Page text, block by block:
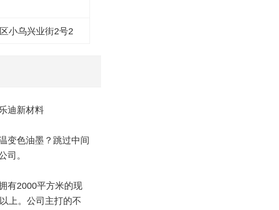
小乌兴业街2号2
迪新材料
变色油墨？跳过中间
司。
有2000平方米的现
上。公司主打的不